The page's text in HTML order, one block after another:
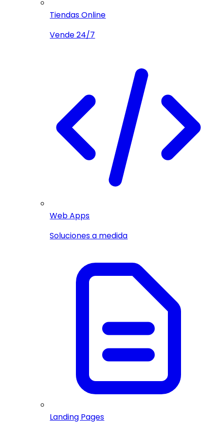
Tiendas Online
Vende 24/7
Web Apps
Soluciones a medida
Landing Pages